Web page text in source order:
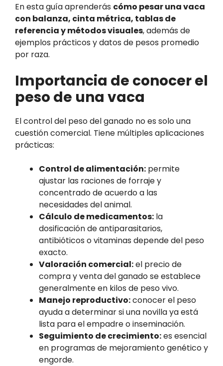
En esta guía aprenderás cómo pesar una vaca
con balanza, cinta métrica, tablas de
referencia y métodos visuales, además de
ejemplos prácticos y datos de pesos promedio
por raza.
Importancia de conocer el
peso de una vaca
El control del peso del ganado no es solo una
cuestión comercial. Tiene múltiples aplicaciones
prácticas:
Control de alimentación: permite
ajustar las raciones de forraje y
concentrado de acuerdo a las
necesidades del animal.
Cálculo de medicamentos: la
dosificación de antiparasitarios,
antibióticos o vitaminas depende del peso
exacto.
Valoración comercial:el precio de
compra y venta del ganado se establece
generalmente en kilos de peso vivo.
Manejo reproductivo:conocer el peso
ayuda a determinar si una novilla ya está
lista para el empadre o inseminación.
Seguimiento de crecimiento:es esencial
en programas de mejoramiento genético y
engorde.